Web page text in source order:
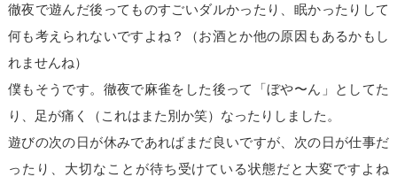
徹夜で遊んだ後ってものすごいダルかったり、眠かったりして
何も考えられないですよね？（お酒とか他の原因もあるかもし
れませんね）
僕もそうです。徹夜で麻雀をした後って「ぼや〜ん」としてた
り、足が痛く（これはまた別か笑）なったりしました。
遊びの次の日が休みであればまだ良いですが、次の日が仕事だ
ったり、大切なことが待ち受けている状態だと大変ですよね